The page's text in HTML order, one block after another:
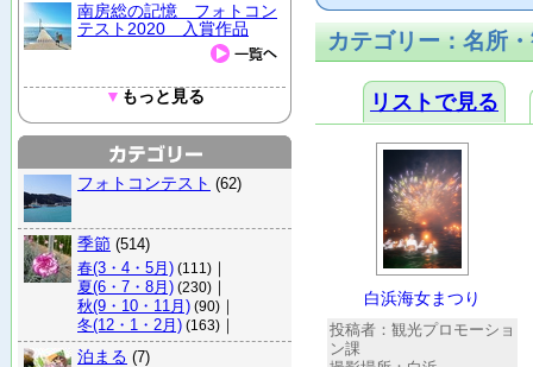
南房総の記憶 フォトコン
テスト2020 入賞作品
▼ もっと見る
フォトコンテスト (62)
季節 (514)
春(3・4・5月) (111) ｜
夏(6・7・8月) (230) ｜
秋(9・10・11月) (90) ｜
冬(12・1・2月) (163) ｜
泊まる (7)
カテゴリー：名所
リストで見る
白浜海女まつり
投稿者：観光プロモーショ
ン課